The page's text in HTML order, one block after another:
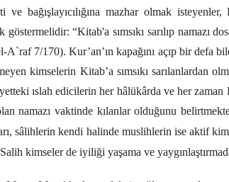
ve bağışlayıcılığına mazhar olmak
göstermelidir: “Kitab'a sımsıkı sarılıp namazı
A`raf 7/170). Kur’an’ın kapağını açıp bir defa
kimselerin Kitab’a sımsıkı sarılanlardan
ıslah edicilerin her hâlükârda ve her zaman
namazı vaktinde kılanlar olduğunu
sâlihlerin kendi halinde muslihlerin ise aktif
kimseler de iyiliği yaşama ve